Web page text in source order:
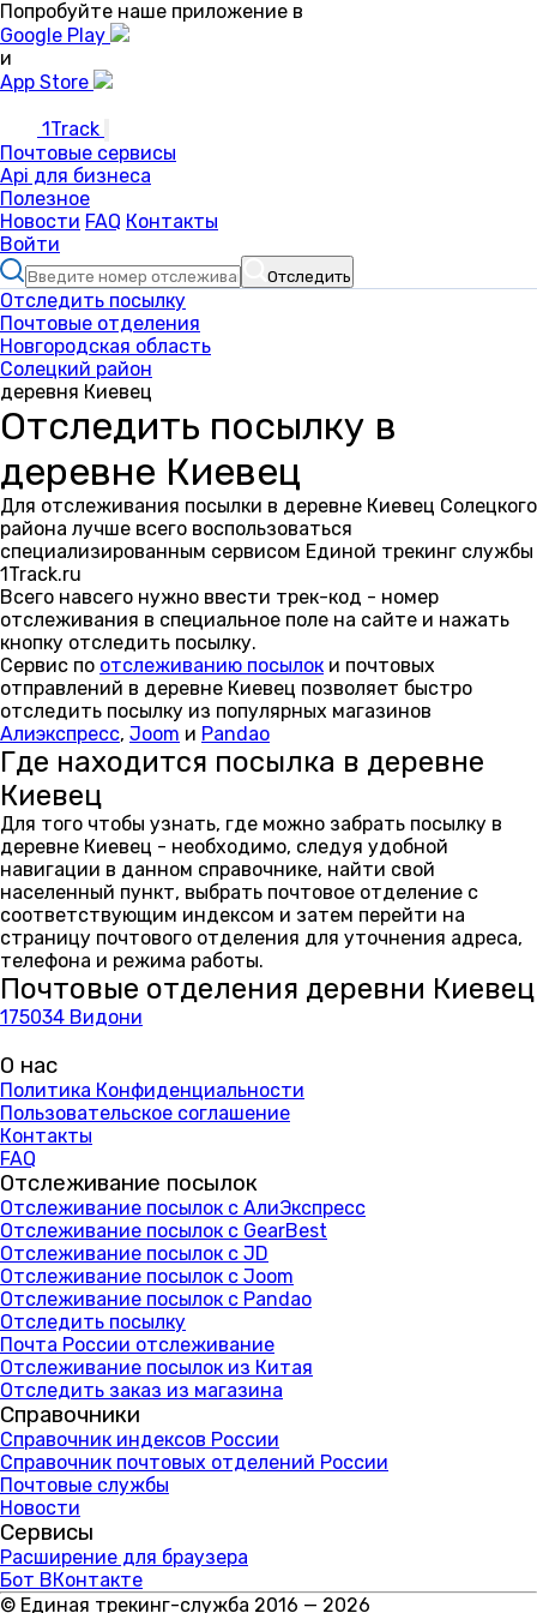
Попробуйте наше приложение в
Google Play
и
App Store
1Track
Почтовые сервисы
Api для бизнеса
Полезное
Новости FAQ Контакты
Войти
Отследить
Отследить посылку
Почтовые отделения
Новгородская область
Солецкий район
деревня Киевец
Отследить посылку в
деревне Киевец
Для отслеживания посылки в деревне Киевец Солецкого
района лучше всего воспользоваться
специализированным сервисом Единой трекинг службы
1Track.ru
Всего навсего нужно ввести трек-код - номер
отслеживания в специальное поле на сайте и нажать
кнопку отследить посылку.
Сервис по отслеживанию посылок и почтовых
отправлений в деревне Киевец позволяет быстро
отследить посылку из популярных магазинов
Алиэкспресс, Joom и Pandao
Где находится посылка в деревне
Киевец
Для того чтобы узнать, где можно забрать посылку в
деревне Киевец - необходимо, следуя удобной
навигации в данном справочнике, найти свой
населенный пункт, выбрать почтовое отделение с
соответствующим индексом и затем перейти на
страницу почтового отделения для уточнения адреса,
телефона и режима работы.
Почтовые отделения деревни Киевец
175034 Видони
О нас
Политика Конфиденциальности
Пользовательское соглашение
Контакты
FAQ
Отслеживание посылок
Отслеживание посылок с АлиЭкспресс
Отслеживание посылок с GearBest
Отслеживание посылок с JD
Отслеживание посылок с Joom
Отслеживание посылок с Pandao
Отследить посылку
Почта России отслеживание
Отслеживание посылок из Китая
Отследить заказ из магазина
Справочники
Справочник индексов России
Справочник почтовых отделений России
Почтовые службы
Новости
Сервисы
Расширение для браузера
Бот ВКонтакте
© Единая трекинг-служба 2016 — 2026